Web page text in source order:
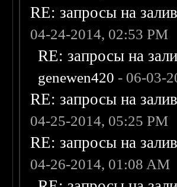
RE: запросы на
04-24-2014, 02:53 PM
RE: запросы на
genewen420 - 06-03-
RE: запросы на
04-25-2014, 05:25 PM
RE: запросы на
04-26-2014, 01:08 AM